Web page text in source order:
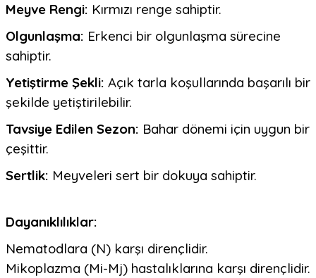
Meyve Rengi: Kırmızı renge sahiptir.
Olgunlaşma: Erkenci bir olgunlaşma sürecine
sahiptir.
Yetiştirme Şekli: Açık tarla koşullarında başarılı bir
şekilde yetiştirilebilir.
Tavsiye Edilen Sezon: Bahar dönemi için uygun bir
çeşittir.
Sertlik: Meyveleri sert bir dokuya sahiptir.
Dayanıklılıklar:
Nematodlara (N) karşı dirençlidir.
Mikoplazma (Mi-Mj) hastalıklarına karşı dirençlidir.